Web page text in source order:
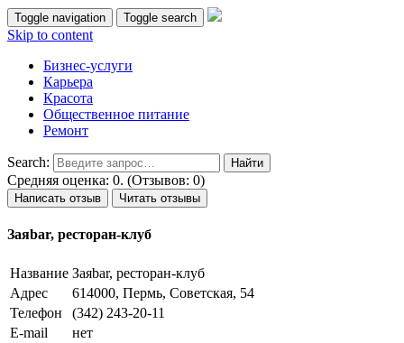
Toggle navigation Toggle search
Skip to content
Бизнес-услуги
Карьера
Красота
Общественное питание
Ремонт
Search:
Средняя оценка: 0. (Отзывов: 0)
Написать отзыв Читать отзывы
Заяbar, ресторан-клуб
Название Заяbar, ресторан-клуб
Адрес
614000, Пермь, Советская, 54
Телефон
(342) 243-20-11
E-mail
нет